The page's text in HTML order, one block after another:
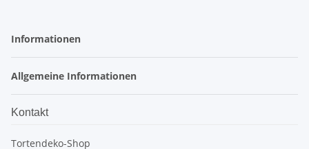
Informationen
Allgemeine Informationen
Kontakt
Tortendeko-Shop